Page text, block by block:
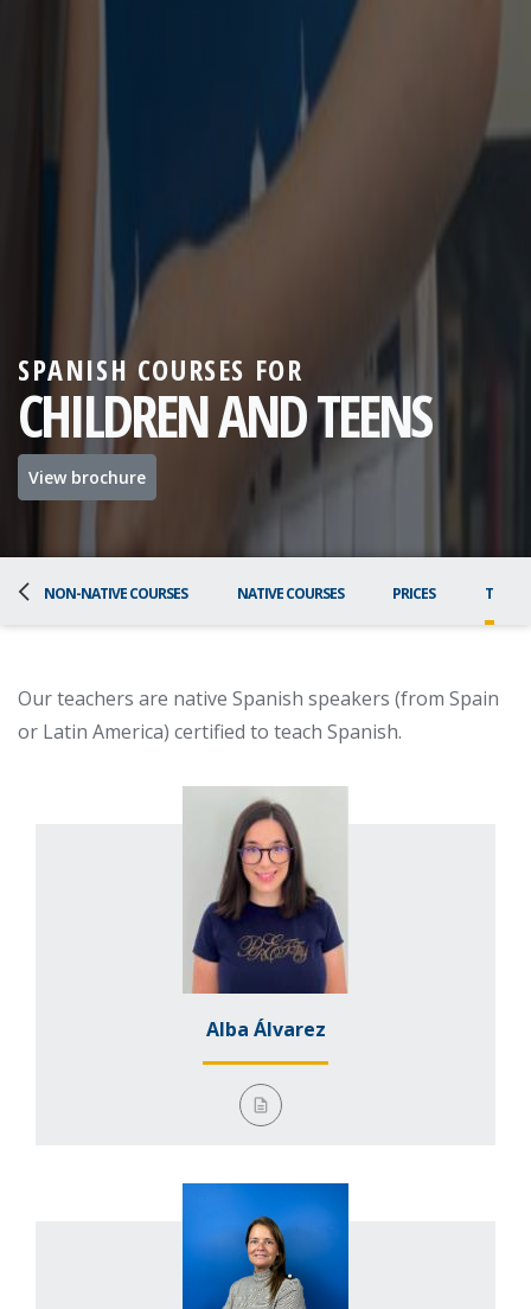
SPANISH COURSES FOR
CHILDREN AND TEENS
View brochure
NON-NATIVE COURSES NATIVE COURSES PRICES
Our teachers are native Spanish speakers (from Spain
or Latin America) certified to teach Spanish.
Alba Álvarez